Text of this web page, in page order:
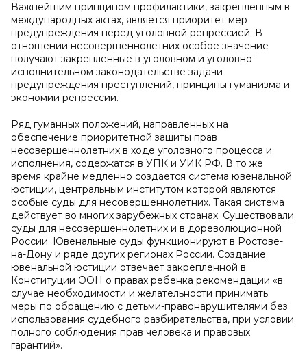
Важнейшим принципом профилактики, закрепленным в
международных актах, является приоритет мер
предупреждения перед уголовной репрессией. В
отношении несовершеннолетних особое значение
получают закрепленные в уголовном и уголовно-
исполнительном законодательстве задачи
предупреждения преступлений, принципы гуманизма и
экономии репрессии.
Ряд гуманных положений, направленных на
обеспечение приоритетной защиты прав
несовершеннолетних в ходе уголовного процесса и
исполнения, содержатся в УПК и УИК РФ. В то же
время крайне медленно создается система ювенальной
юстиции, центральным институтом которой являются
особые суды для несовершеннолетних. Такая система
действует во многих зарубежных странах. Существовали
суды для несовершеннолетних и в дореволюционной
России. Ювенальные суды функционируют в Ростове-
на-Дону и ряде других регионах России. Создание
ювенальной юстиции отвечает закрепленной в
Конституции ООН о правах ребенка рекомендации «в
случае необходимости и желательности принимать
меры по обращению с детьми-правонарушителями без
использования судебного разбирательства, при условии
полного соблюдения прав человека и правовых
гарантий».